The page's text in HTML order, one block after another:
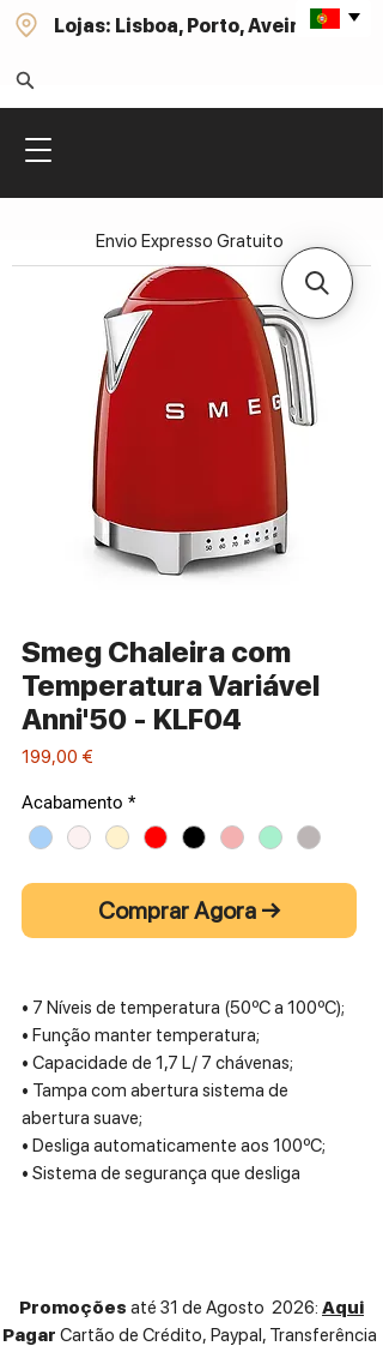
Lojas: Lisboa, Porto, Aveiro
Smeg Chaleira com
Temperatura Variável
Anni'50 - KLF04
199,00 €
Acabamento *
Comprar Agora →
• 7 Níveis de temperatura (50ºC a 100ºC);
• Função manter temperatura;
• Capacidade de 1,7 L/ 7 chávenas;
• Tampa com abertura sistema de
abertura suave;
• Desliga automaticamente aos 100ºC;
• Sistema de segurança que desliga
elétrico;
• Pés antiderrapantes.
Envio Expresso Gratuito
Promoções até 31 de Agosto 2026: Aqui
Pagar Cartão de Crédito, Paypal, Transferência